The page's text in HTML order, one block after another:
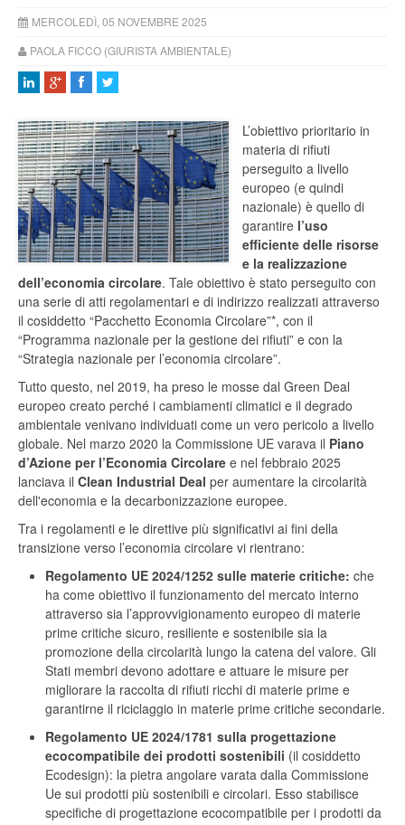
MERCOLEDÌ, 05 NOVEMBRE 2025
PAOLA FICCO (GIURISTA AMBIENTALE)
L’obiettivo prioritario in
materia di rifiuti
perseguito a livello
europeo (e quindi
nazionale) è quello di
garantire l’uso
efficiente delle risorse
e la realizzazione
dell’economia circolare. Tale obiettivo è stato perseguito con
una serie di atti regolamentari e di indirizzo realizzati attraverso
il cosiddetto “Pacchetto Economia Circolare”*, con il
“Programma nazionale per la gestione dei rifiuti” e con la
“Strategia nazionale per l’economia circolare”.
Tutto questo, nel 2019, ha preso le mosse dal Green Deal
europeo creato perché i cambiamenti climatici e il degrado
ambientale venivano individuati come un vero pericolo a livello
globale. Nel marzo 2020 la Commissione UE varava il Piano
d’Azione per l’Economia Circolare e nel febbraio 2025
lanciava il Clean Industrial Deal per aumentare la circolarità
dell'economia e la decarbonizzazione europee.
Tra i regolamenti e le direttive più significativi ai fini della
transizione verso l’economia circolare vi rientrano:
Regolamento UE 2024/1252 sulle materie critiche: che
ha come obiettivo il funzionamento del mercato interno
attraverso sia l’approvvigionamento europeo di materie
prime critiche sicuro, resiliente e sostenibile sia la
promozione della circolarità lungo la catena del valore. Gli
Stati membri devono adottare e attuare le misure per
migliorare la raccolta di rifiuti ricchi di materie prime e
garantirne il riciclaggio in materie prime critiche secondarie.
Regolamento UE 2024/1781 sulla progettazione
ecocompatibile dei prodotti sostenibili (il cosiddetto
Ecodesign): la pietra angolare varata dalla Commissione
Ue sui prodotti più sostenibili e circolari. Esso stabilisce
specifiche di progettazione ecocompatibile per i prodotti da